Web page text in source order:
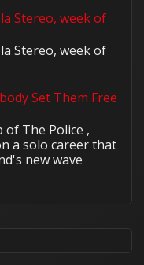
Stereo, week of
Stereo, week of
Set Them Free
The Police ,
a solo career that
new wave